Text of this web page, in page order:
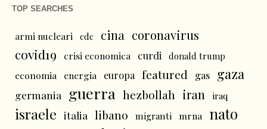
TOP SEARCHES
armi nucleari cdc cina coronavirus
covid19 crisi economica curdi donald trump
economia energia europa featured gas gaza
germania guerra hezbollah iran iraq
israele italia libano migranti mrna nato